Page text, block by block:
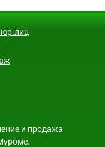
и продажа